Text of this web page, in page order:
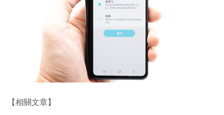
【相關文章】